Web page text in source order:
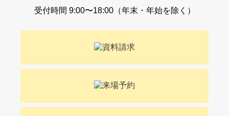
受付時間 9:00〜18:00（年末・年始を除く）